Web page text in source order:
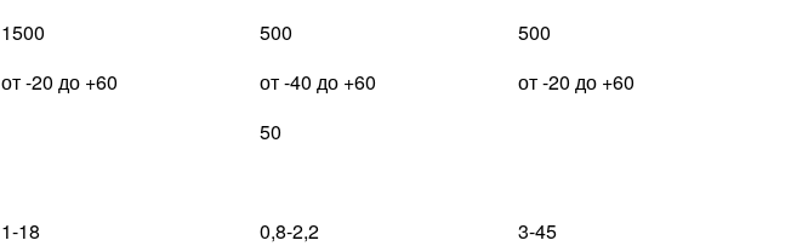
1500 500
500
от -20 до +60 от -40 до +60
от -20 до +60
50
1-18 0,8-2,2
3-45